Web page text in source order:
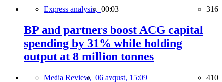
Express analysis, 00:03 316
BP and partners boost ACG capital
spending by 31% while holding
output at 8 million tonnes
Media Review, 06 avqust, 15:09 410